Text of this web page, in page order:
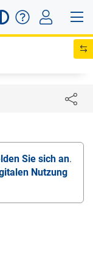
Sie sich an.
Nutzung